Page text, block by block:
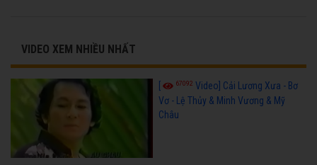
VIDEO XEM NHIỀU NHẤT
[ 67092 Video] Cải Lương Xưa - Bơ
Vơ - Lệ Thủy & Minh Vương & Mỹ
Châu